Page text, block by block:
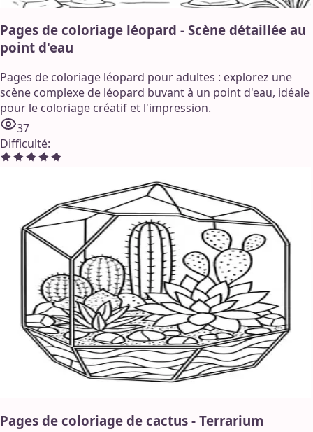
Pages de coloriage léopard - Scène détaillée au
point d'eau
Pages de coloriage léopard pour adultes : explorez une
scène complexe de léopard buvant à un point d'eau, idéale
pour le coloriage créatif et l'impression.
37
Difficulté:
Pages de coloriage de cactus - Terrarium